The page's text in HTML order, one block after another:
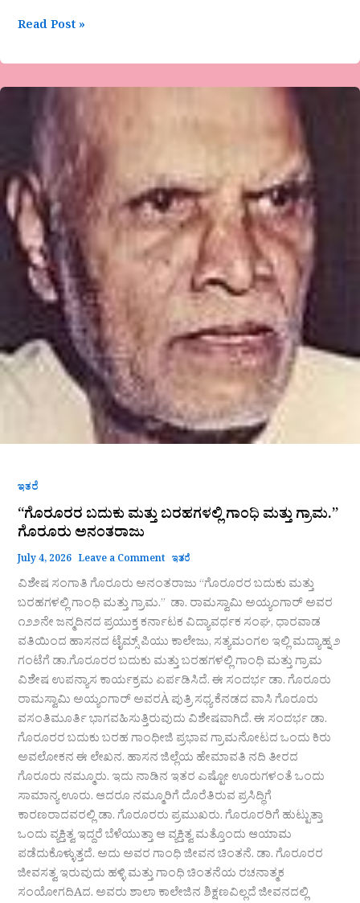
Read Post »
ಇತರೆ
“ಗೊರೂರರ ಬದುಕು ಮತ್ತು ಬರಹಗಳಲ್ಲಿ ಗಾಂಧಿ ಮತ್ತು ಗ್ರಾಮ.”
ಗೊರೂರು ಅನಂತರಾಜು
July 4, 2026 Leave a Comment ಇತರೆ
ವಿಶೇಷ ಸಂಗಾತಿ ಗೊರೂರು ಅನಂತರಾಜು “ಗೊರೂರರ ಬದುಕು ಮತ್ತು
ಬರಹಗಳಲ್ಲಿ ಗಾಂಧಿ ಮತ್ತು ಗ್ರಾಮ.” ಡಾ. ರಾಮಸ್ವಾಮಿ ಅಯ್ಯಂಗಾರ್ ಅವರ
೧೨೨ನೇ ಜನ್ಮದಿನದ ಪ್ರಯುಕ್ತ ಕರ್ನಾಟಕ ವಿದ್ಯಾವರ್ಧಕ ಸಂಘ, ಧಾರವಾಡ
ವತಿಯಿಂದ ಹಾಸನದ ಟೈಮ್ಸ್ ಪಿಯು ಕಾಲೇಜು, ಸತ್ಯಮಂಗಲ ಇಲ್ಲಿ ಮದ್ಯಾಹ್ನ ೨
ಗಂಟೆಗೆ ಡಾ.ಗೊರೂರರ ಬದುಕು ಮತ್ತು ಬರಹಗಳಲ್ಲಿ ಗಾಂಧಿ ಮತ್ತು ಗ್ರಾಮ
ವಿಶೇಷ ಉಪನ್ಯಾಸ ಕಾರ್ಯಕ್ರಮ ಏರ್ಪಡಿಸಿದೆ. ಈ ಸಂದರ್ಭ ಡಾ. ಗೊರೂರು
ರಾಮಸ್ವಾಮಿ ಅಯ್ಯಂಗಾರ್ ಅವರÀ ಪುತ್ರಿ ಸಧ್ಯ ಕೆನಡದ ವಾಸಿ ಗೊರೂರು
ವಸಂತಿಮೂರ್ತಿ ಭಾಗವಹಿಸುತ್ತಿರುವುದು ವಿಶೇಷವಾಗಿದೆ. ಈ ಸಂದರ್ಭ ಡಾ.
ಗೊರೂರರ ಬದುಕು ಬರಹ ಗಾಂಧೀಜಿ ಪ್ರಭಾವ ಗ್ರಾಮನೋಟದ ಒಂದು ಕಿರು
ಅವಲೋಕನ ಈ ಲೇಖನ. ಹಾಸನ ಜಿಲ್ಲೆಯ ಹೇಮಾವತಿ ನದಿ ತೀರದ
ಗೊರೂರು ನಮ್ಮೂರು. ಇದು ನಾಡಿನ ಇತರ ಎಷ್ಟೋ ಊರುಗಳಂತೆ ಒಂದು
ಸಾಮಾನ್ಯ ಊರು. ಆದರೂ ನಮ್ಮೂರಿಗೆ ದೊರೆತಿರುವ ಪ್ರಸಿದ್ಧಿಗೆ
ಕಾರಣರಾದವರಲ್ಲಿ ಡಾ. ಗೊರೂರರು ಪ್ರಮುಖರು. ಗೊರೂರರಿಗೆ ಹುಟ್ಟುತ್ತಾ
ಒಂದು ವ್ಯಕ್ತಿತ್ವ ಇದ್ದರೆ ಬೆಳೆಯುತ್ತಾ ಆ ವ್ಯಕ್ತಿತ್ವ ಮತ್ತೊಂದು ಆಯಾಮ
ಪಡೆದುಕೊಳ್ಳುತ್ತದೆ. ಅದು ಅವರ ಗಾಂಧಿ ಜೀವನ ಚಿಂತನೆ. ಡಾ. ಗೊರೂರರ
ಜೀವಸತ್ವ ಇರುವುದು ಹಳ್ಳಿ ಮತ್ತು ಗಾಂಧಿ ಚಿಂತನೆಯ ರಚನಾತ್ಮಕ
ಸಂಯೋಗದಿAದ. ಅವರು ಶಾಲಾ ಕಾಲೇಜಿನ ಶಿಕ್ಷಣವಿಲ್ಲದೆ ಜೀವನದಲ್ಲಿ
ಗಾಂಧಿ
ಮತ್ತು
ಗ್ರಾಮ.”
ಗೊರೂರು
ಅನಂತರಾಜು